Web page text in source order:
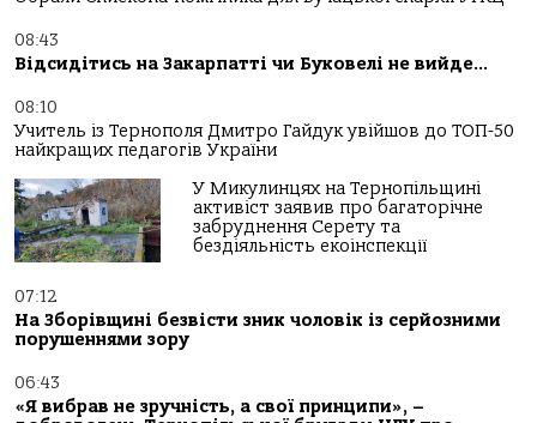
08:43
Відсидітись на Закарпатті чи Буковелі не вийде…
08:10
Учитель із Тернополя Дмитро Гайдук увійшов до ТОП-50
найкращих педагогів України
У Микулинцях на Тернопільщині
активіст заявив про багаторічне
забруднення Серету та
бездіяльність екоінспекції
07:12
На Зборівщині безвісти зник чоловік із серйозними
порушеннями зору
06:43
«Я вибрав не зручність, а свої принципи», –